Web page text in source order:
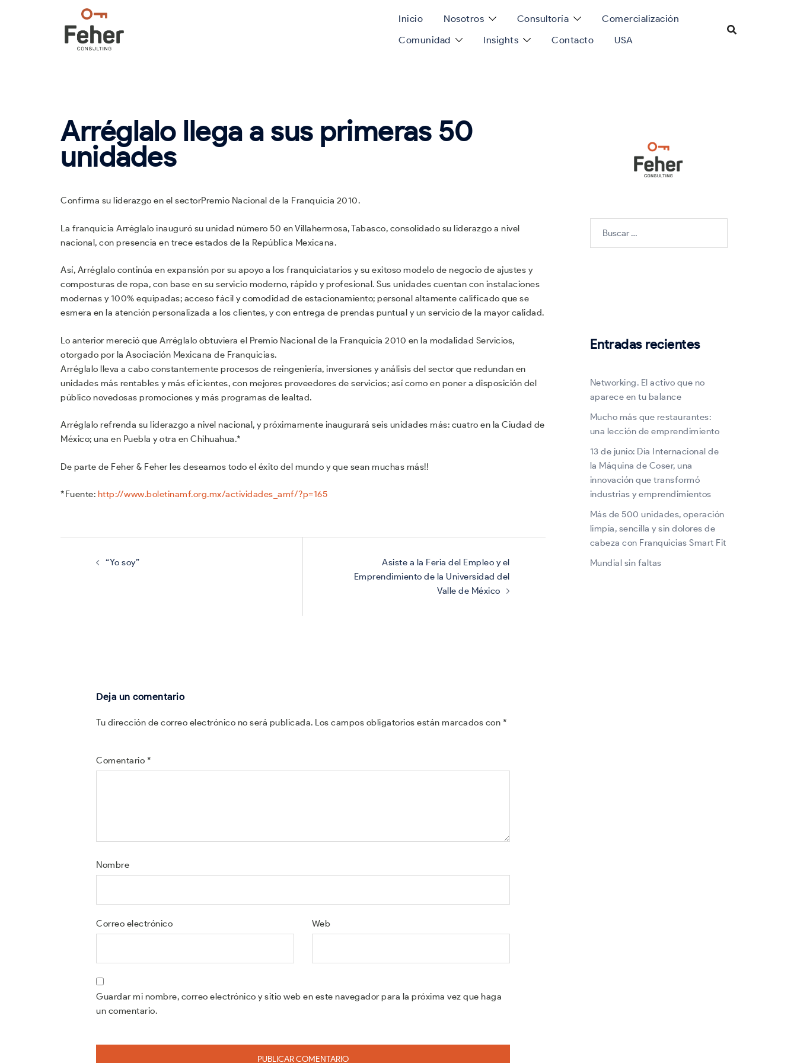
Inicio Nosotros Consultoría
Comercialización
Comunidad
Insights Contacto USA
Arréglalo llega a sus primeras 50
unidades
Confirma su liderazgo en el sectorPremio Nacional de la Franquicia 2010.
La franquicia Arréglalo inauguró su unidad número 50 en Villahermosa, Tabasco, consolidado su liderazgo a nivel
nacional, con presencia en trece estados de la República Mexicana.
Así, Arréglalo continúa en expansión por su apoyo a los franquiciatarios y su exitoso modelo de negocio de ajustes y
composturas de ropa, con base en su servicio moderno, rápido y profesional. Sus unidades cuentan con instalaciones
modernas y 100% equipadas; acceso fácil y comodidad de estacionamiento; personal altamente calificado que se
esmera en la atención personalizada a los clientes, y con entrega de prendas puntual y un servicio de la mayor calidad.
Lo anterior mereció que Arréglalo obtuviera el Premio Nacional de la Franquicia 2010 en la modalidad Servicios,
otorgado por la Asociación Mexicana de Franquicias.
Arréglalo lleva a cabo constantemente procesos de reingeniería, inversiones y análisis del sector que redundan en
unidades más rentables y más eficientes, con mejores proveedores de servicios; así como en poner a disposición del
público novedosas promociones y más programas de lealtad.
Arréglalo refrenda su liderazgo a nivel nacional, y próximamente inaugurará seis unidades más: cuatro en la Ciudad de
México; una en Puebla y otra en Chihuahua.*
De parte de Feher & Feher les deseamos todo el éxito del mundo y que sean muchas más!!
*Fuente: http://www.boletinamf.org.mx/actividades_amf/?p=165
Navegación
entradas“Yo soy”
Asiste a la Feria del Empleo y el
Emprendimiento de la Universidad del
Valle de México
Deja un comentario
Tu dirección de correo electrónico no será publicada. Los campos obligatorios están marcados con *
Comentario *
Nombre
Correo electrónico Web
Guardar mi nombre, correo electrónico y sitio web en este navegador para la próxima vez que haga
un comentario.
Entradas recientes
Networking. El activo que no
aparece en tu balance
Mucho más que restaurantes:
una lección de emprendimiento
13 de junio: Día Internacional de
la Máquina de Coser, una
innovación que transformó
industrias y emprendimientos
Más de 500 unidades, operación
limpia, sencilla y sin dolores de
cabeza con Franquicias Smart Fit
Mundial sin faltas